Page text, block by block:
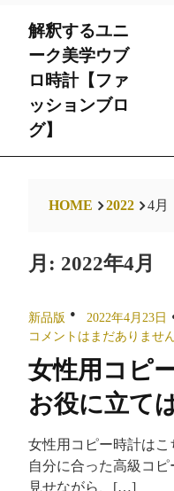
content
解釈するユニ
ーク美学ウブ
ロ時計【ファ
ッションブロ
グ】
HOME 2022 4月
月: 2022年4月
新品版
2022年4月23日
コメントはまだありませ
女性用コピ
お役に立て
女性用コピー時計はこ
自分に合った高級コ
見せながら、[…]